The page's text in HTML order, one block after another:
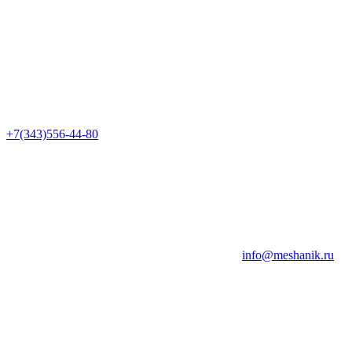
+7(343)556-44-80
info@meshanik.ru